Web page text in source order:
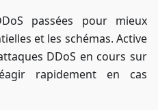
passées pour mieux
et les schémas. Active
DDoS en cours sur
rapidement en cas